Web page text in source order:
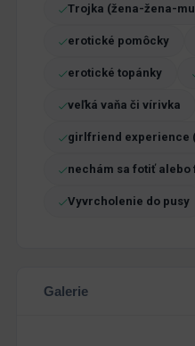
Trojka (žena-žena-
erotické pomôcky
erotické topánky
veľká vaňa či vírivka
girlfriend experience
nechám sa fotiť alebo
Vyvrcholenie do pusy
Galerie